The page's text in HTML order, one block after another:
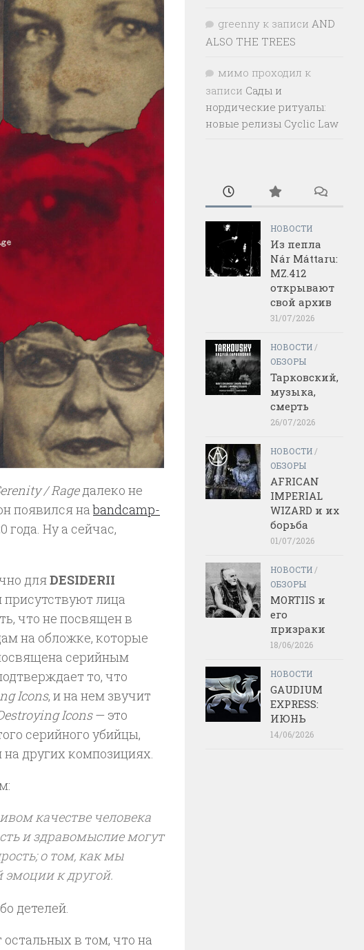
/ Rageдалеко не
появился наbandcamp-
года. Ну а сейчас,
дляDESIDERII
присутствуют лица
что не посвящен в
на обложке, которые
серийным
то, что
Icons, и на нем звучит
Icons— это
серийного убийцы,
других композициях.
качестве человека
и здравомыслие могут
о том, как мы
эмоции к другой.
детелей.
в том, что на
greenny к записи AND
ALSO THE TREES
мимо проходил к
записи Сады и
нордические ритуалы:
новые релизы Cyclic Law
НОВОСТИ
Из пепла
Nár Máttaru:
MZ.412
открывают
свой архив
31/07/2026
НОВОСТИ /
ОБЗОРЫ
Тарковский,
музыка,
смерть
26/07/2026
НОВОСТИ /
ОБЗОРЫ
AFRICAN
IMPERIAL
WIZARD и их
борьба
01/07/2026
НОВОСТИ /
ОБЗОРЫ
MORTIIS и
его
призраки
18/06/2026
НОВОСТИ
GAUDIUM
EXPRESS:
ИЮНЬ
14/06/2026